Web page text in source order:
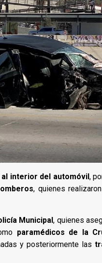
al interior del automóvil ,
, quienes
Municipal, quienes
paramédicos de la
y posteriormente las